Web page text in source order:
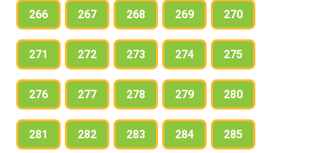
266 267 268 269 270
271 272 273 274 275
276 277 278 279 280
281 282 283 284 285